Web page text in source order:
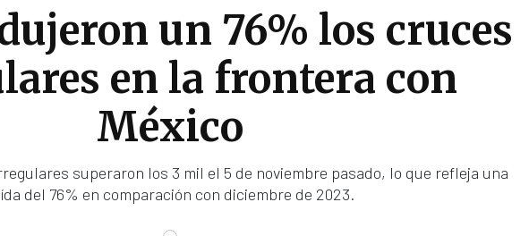
un 76% los cruces
en la frontera con
México
superaron los 3 mil el 5 de noviembre pasado, lo que refleja una
del 76% en comparación con diciembre de 2023.